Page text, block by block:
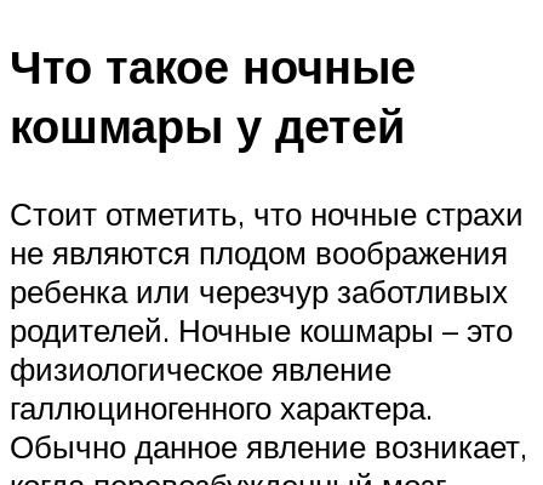
Что такое ночные
кошмары у детей
Стоит отметить, что ночные страхи
не являются плодом воображения
ребенка или черезчур заботливых
родителей. Ночные кошмары – это
физиологическое явление
галлюциногенного характера.
Обычно данное явление возникает,